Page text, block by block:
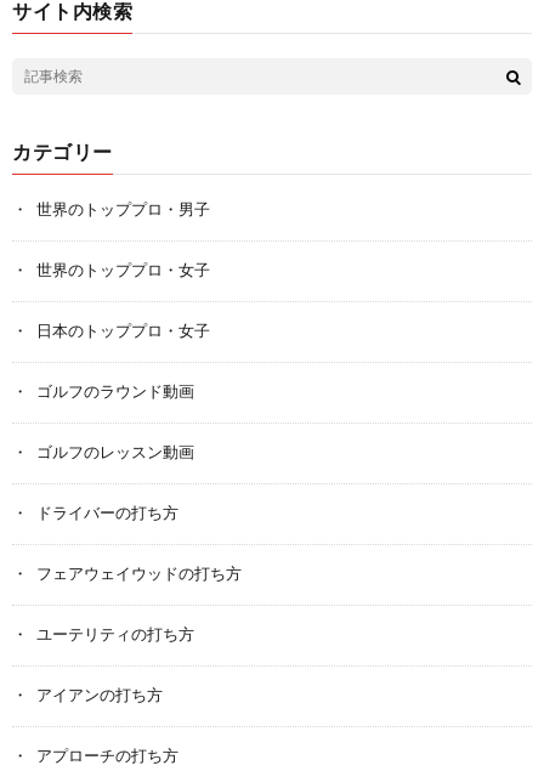
サイト内検索
カテゴリー
世界のトッププロ・男子
世界のトッププロ・女子
日本のトッププロ・女子
ゴルフのラウンド動画
ゴルフのレッスン動画
ドライバーの打ち方
フェアウェイウッドの打ち方
ユーテリティの打ち方
アイアンの打ち方
アプローチの打ち方